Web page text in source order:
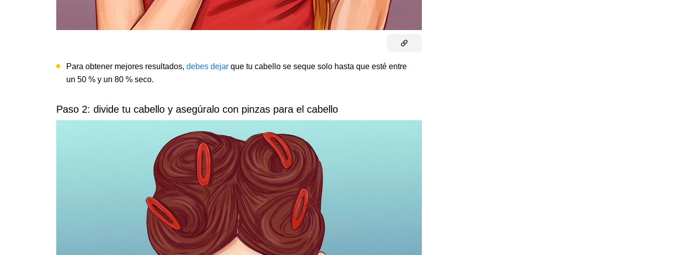
Para obtener mejores resultados, debes dejar que tu cabello se seque solo hasta que esté entre
un 50 % y un 80 % seco.
Paso 2: divide tu cabello y asegúralo con pinzas para el cabello